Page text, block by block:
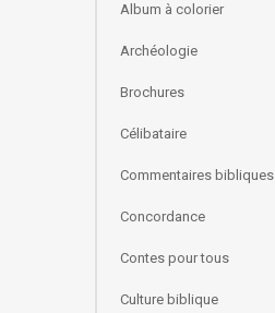
Album à colorier
Archéologie
Brochures
Célibataire
Commentaires bibliques
Concordance
Contes pour tous
Culture biblique